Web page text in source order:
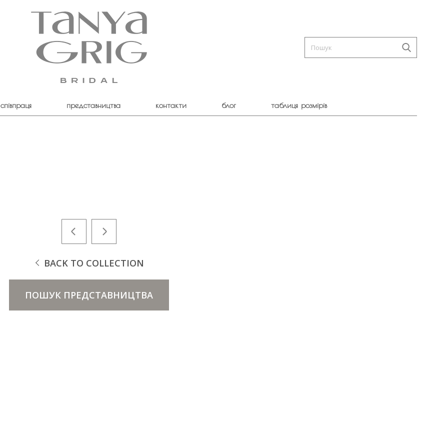
співпраця представництва контакти блог таблиця розмірів
BACK TO COLLECTION
ПОШУК ПРЕДСТАВНИЦТВА